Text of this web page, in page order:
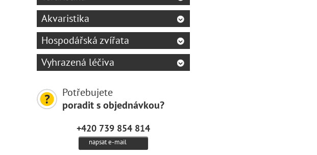
Akvaristika
Hospodářská zvířata
Vyhrazená léčiva
Potřebujete
poradit s objednávkou?
+420 739 854 814
napsat e-mail